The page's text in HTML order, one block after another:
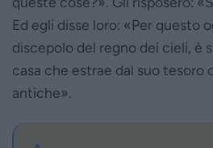
Ed egli disse loro: «Per questo
discepolo del regno dei cieli, è
casa che estrae dal suo tesoro
antiche».